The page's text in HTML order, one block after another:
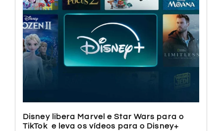
Disney libera Marvel e Star Wars para o
TikTok e leva os vídeos para o Disney+